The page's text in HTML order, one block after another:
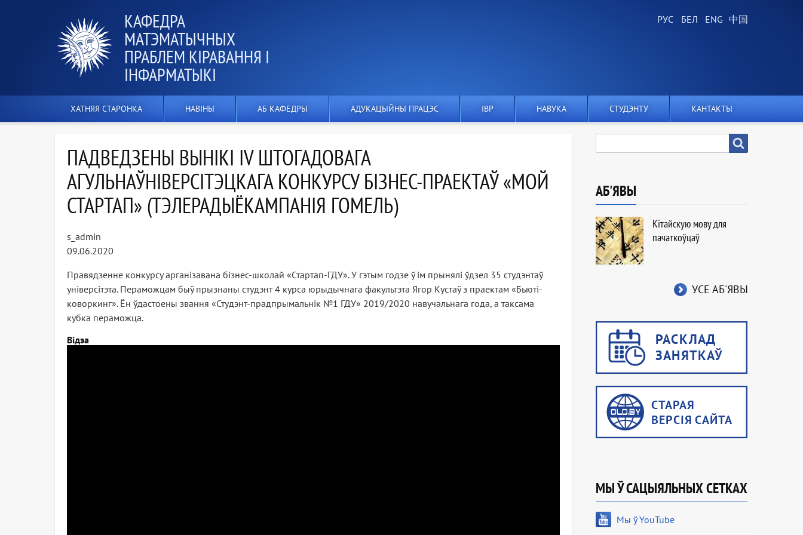
КАФЕДРА
МАТЭМАТЫЧНЫХ
ПРАБЛЕМ КІРАВАННЯ І
ІНФАРМАТЫКІ
ХАТНЯЯ СТАРОНКА НАВІНЫ АБ КАФЕДРЫ АДУКАЦЫЙНЫ ПРАЦЭС IВР НАВУКА СТУДЭНТУ КАНТАКТЫ
ПАДВЕДЗЕНЫ ВЫНІКІ IV ШТОГАДОВАГА
АГУЛЬНАЎНІВЕРСІТЭЦКАГА КОНКУРСУ БІЗНЕС-ПРАЕКТАЎ «МОЙ
СТАРТАП» (ТЭЛЕРАДЫЁКАМПАНІЯ ГОМЕЛЬ)
s_admin
09.06.2020
Правядзенне конкурсу арганізавана бізнес-школай «Стартап-ГДУ». У гэтым годзе ў ім прынялі ўдзел 35 студэнтаў
універсітэта. Пераможцам быў прызнаны студэнт 4 курса юрыдычнага факультэта Ягор Кустаў з праектам «Бьюті-
коворкинг». Ён ўдастоены звання «Студэнт-прадпрымальнік №1 ГДУ» 2019/2020 навучальнага года, а таксама
кубка пераможца.
Відэа
АБ'ЯВЫ
Кітайскую мову для
пачаткоўцаў
УСЕ АБ'ЯВЫ
МЫ Ў САЦЫЯЛЬНЫХ СЕТКАХ
Мы ў YouTube